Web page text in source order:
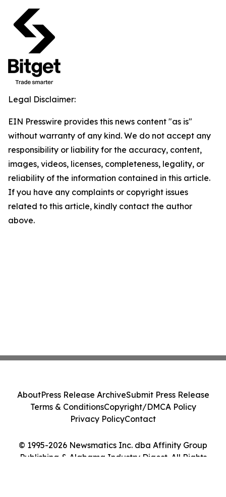
Legal Disclaimer:
EIN Presswire provides this news content "as is"
without warranty of any kind. We do not accept any
responsibility or liability for the accuracy, content,
images, videos, licenses, completeness, legality, or
reliability of the information contained in this article.
If you have any complaints or copyright issues
related to this article, kindly contact the author
above.
© 1995-2026 Newsmatics Inc. dba Affinity Group
Publishing & Alabama Industry Digest. All Rights
AboutPress Release ArchiveSubmit Press Release
Terms & ConditionsCopyright/DMCA Policy
Privacy PolicyContact